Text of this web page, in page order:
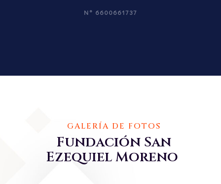
N° 6600661737
GALERÍA DE FOTOS
Fundación San
Ezequiel Moreno